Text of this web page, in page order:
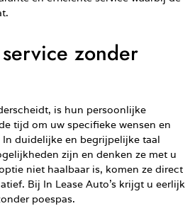
zonder
is hun persoonlijke
tijd om uw specifieke wensen en
duidelijke en begrijpelijke taal
zijn en denken ze met u
niet haalbaar is, komen ze direct
Bij In Lease Auto’s krijgt u eerlijk
poespas.